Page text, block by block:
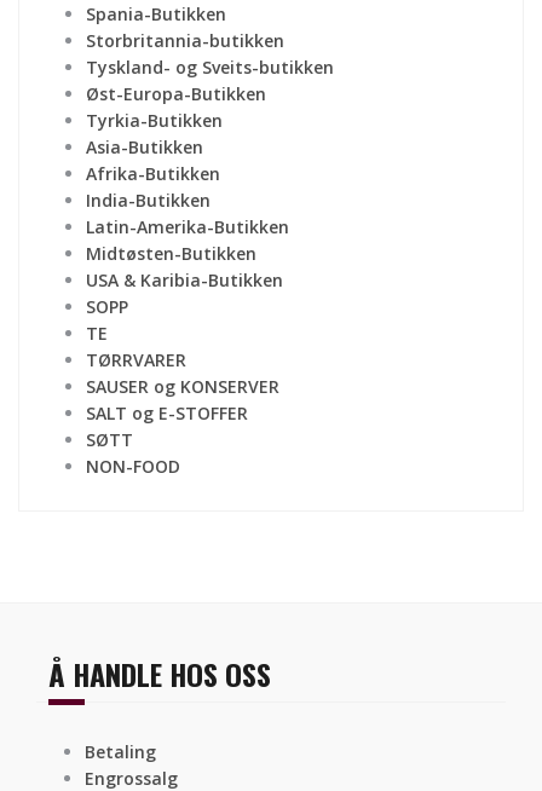
Spania-Butikken
Storbritannia-butikken
Tyskland- og Sveits-butikken
Øst-Europa-Butikken
Tyrkia-Butikken
Asia-Butikken
Afrika-Butikken
India-Butikken
Latin-Amerika-Butikken
Midtøsten-Butikken
USA & Karibia-Butikken
SOPP
TE
TØRRVARER
SAUSER og KONSERVER
SALT og E-STOFFER
SØTT
NON-FOOD
Å HANDLE HOS OSS
Betaling
Engrossalg